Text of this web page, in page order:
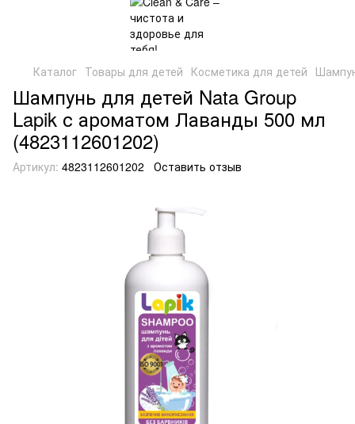
Каталог Товары для детей Косметика для детей
Шампунь для детей Nata Group
Lapik с ароматом Лаванды 500 мл
(4823112601202)
Артикул: 4823112601202 Оставить отзыв